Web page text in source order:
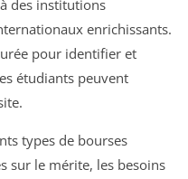
des institutions
enrichissants.
pour identifier et
étudiants peuvent
types de bourses
sur le mérite, les besoins